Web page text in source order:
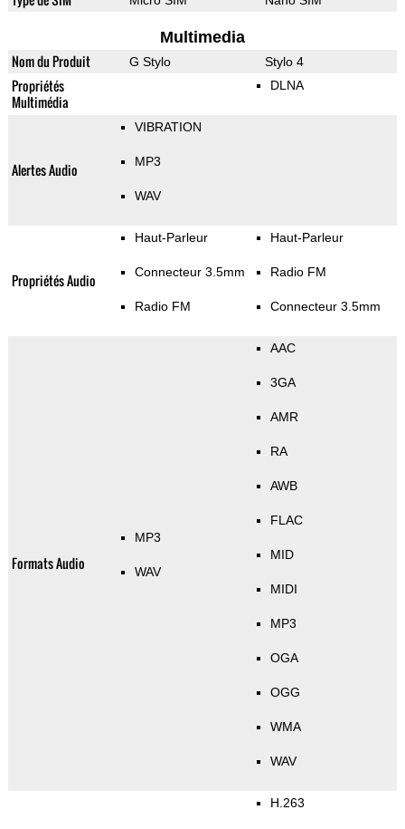
Multimedia
Nom du Produit G Stylo Stylo 4
Propriétés
Multimédia
DLNA
Alertes Audio
VIBRATION
MP3
WAV
Propriétés Audio
Haut-Parleur
Connecteur 3.5mm
Radio FM
Haut-Parleur
Radio FM
Connecteur 3.5mm
Formats Audio
MP3
WAV
AAC
3GA
AMR
RA
AWB
FLAC
MID
MIDI
MP3
OGA
OGG
WMA
WAV
H.263